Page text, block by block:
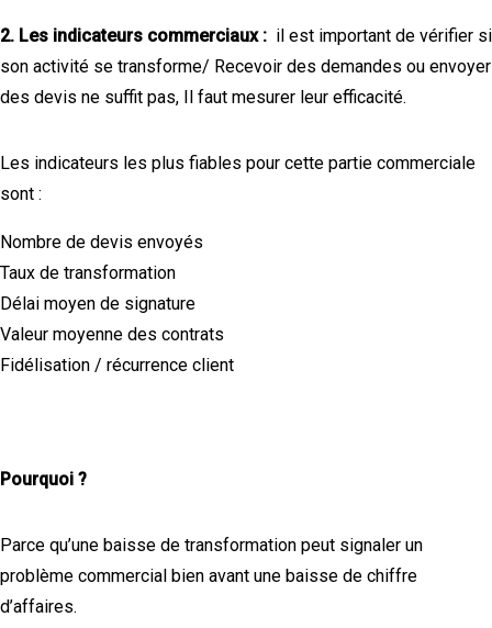
2. Les indicateurs commerciaux : il est important de vérifier si
son activité se transforme/ Recevoir des demandes ou envoyer
des devis ne suffit pas, Il faut mesurer leur efficacité.
Les indicateurs les plus fiables pour cette partie commerciale
sont :
Nombre de devis envoyés
Taux de transformation
Délai moyen de signature
Valeur moyenne des contrats
Fidélisation / récurrence client
Pourquoi ?
Parce qu’une baisse de transformation peut signaler un
problème commercial bien avant une baisse de chiffre
d’affaires.